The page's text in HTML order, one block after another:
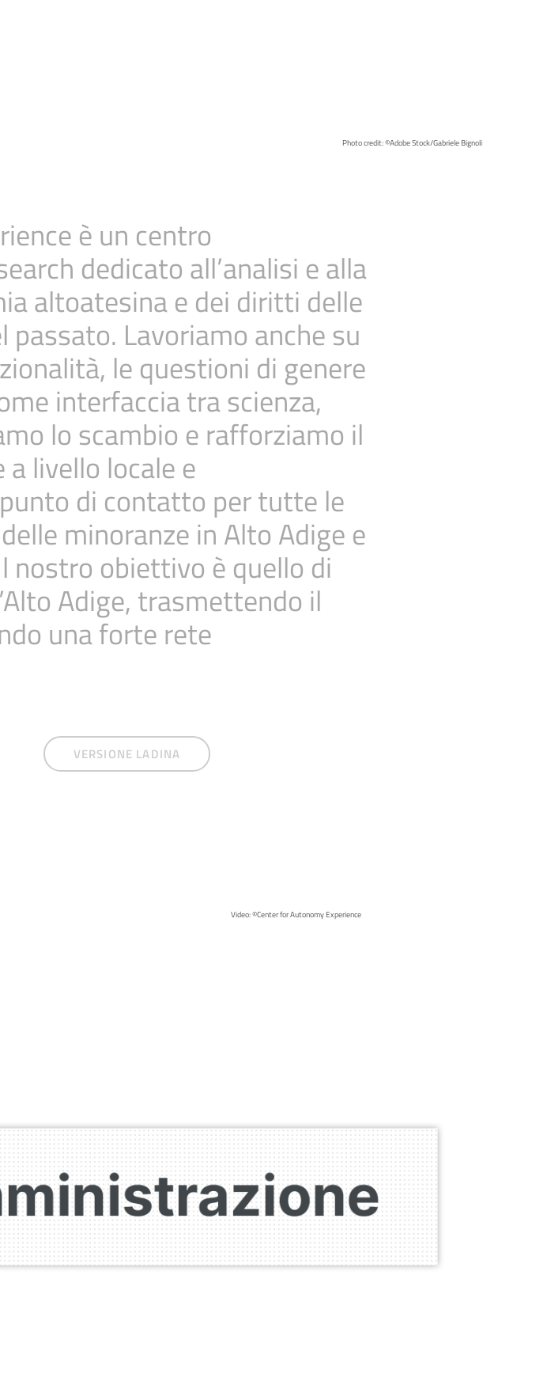
Photo credit: ©Adobe Stock/Gabriele Bignoli
è un centro
dedicato all’analisi e alla
altoatesina e dei diritti delle
Lavoriamo anche su
le questioni di genere
interfaccia tra scienza,
lo scambio e rafforziamo il
livello locale e
di contatto per tutte le
minoranze in Alto Adige e
nostro obiettivo è quello di
Adige, trasmettendo il
una forte rete
VERSIONE LADINA
Video: ©Center for Autonomy Experience